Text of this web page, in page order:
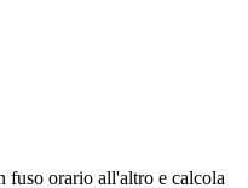
fuso orario all'altro e calcola